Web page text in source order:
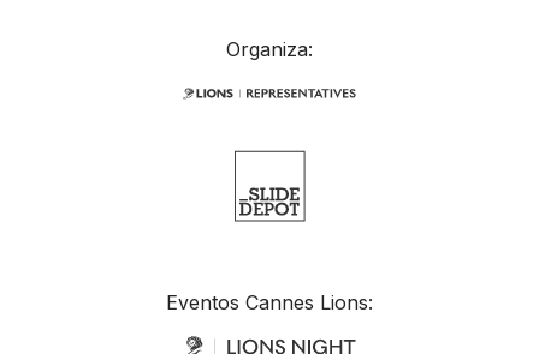
Organiza:
Eventos Cannes Lions: